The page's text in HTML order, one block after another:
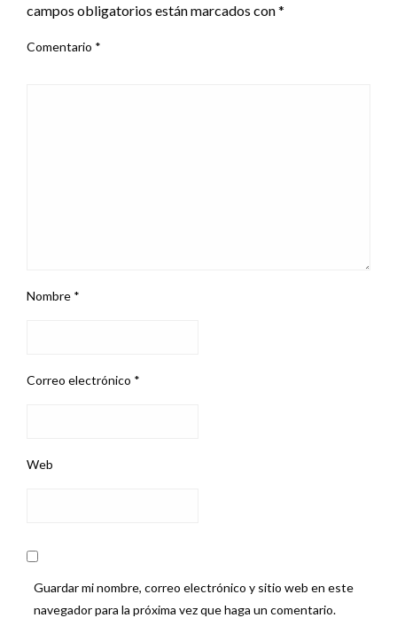
campos obligatorios están marcados con*
Comentario *
Nombre *
Correo electrónico *
Web
Guardar mi nombre, correo electrónico y sitio web en este
navegador para la próxima vez que haga un comentario.